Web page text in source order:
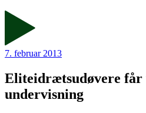
7. februar 2013
Eliteidrætsudøvere
undervisning